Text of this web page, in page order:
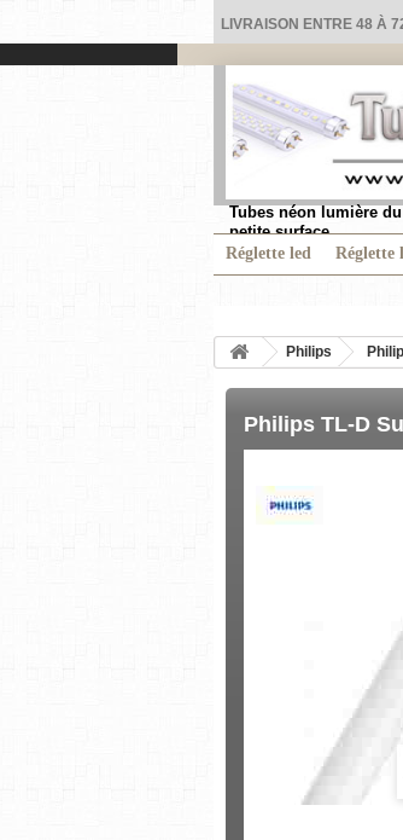
LIVRAISON ENTRE 48 À
Tubes néon lumière
petite surface.
Réglette led
Réglette
Philips
Philips TL-D